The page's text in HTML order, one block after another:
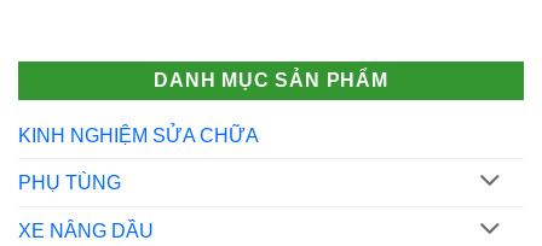
DANH MỤC SẢN PHẨM
KINH NGHIỆM SỬA CHỮA
PHỤ TÙNG
XE NÂNG DẦU